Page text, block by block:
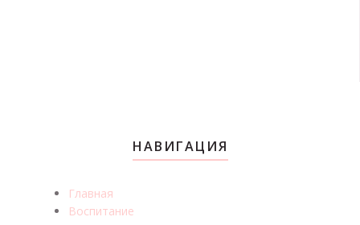
НАВИГАЦИЯ
Главная
Воспитание